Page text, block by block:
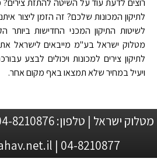
לתיקון המכונות שלכם? זה הזמן ליצור
לשיטות התיקון המכני החדישות ביותר
מטלוק ישראל בע"מ מייבאים לישראל את
לתיקון צירים למכונות ויכולים לבצע
ויעיל במחיר שלא תמצאו באף מקום אחר.
04-8210877 | metalock@zahav.net.il